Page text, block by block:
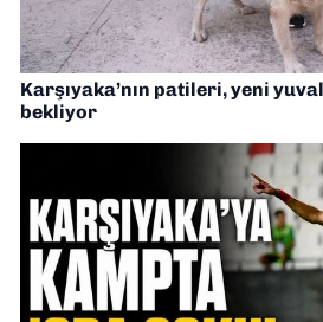
Karşıyaka’nın patileri, yeni
bekliyor